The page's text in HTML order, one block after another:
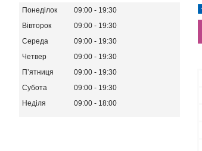
Понеділок 09:00
19:30
Вівторок
09:00
19:30
Середа
09:00
19:30
Четвер
09:00
19:30
Пʼятниця
09:00
19:30
Субота
09:00
19:30
Неділя
09:00 18:00